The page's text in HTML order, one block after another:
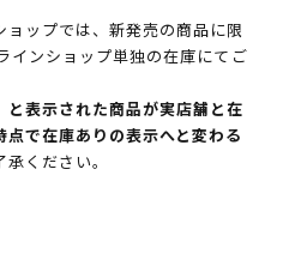
ップでは、新発売の商品に限
インショップ単独の在庫にてご
表示された商品が実店舗と在
で在庫ありの表示へと変わる
ください。